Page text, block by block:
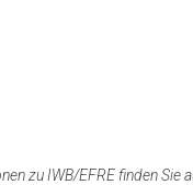
zu IWB/EFRE finden Sie